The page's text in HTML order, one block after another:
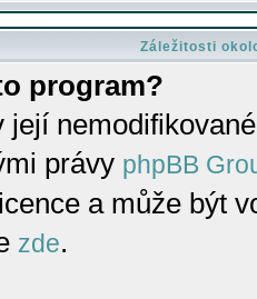
Záležitosti
program?
její
právy phpBB
a může být
zde.